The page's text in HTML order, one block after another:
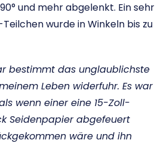
und mehr abgelenkt. Ein sehr
wurde in Winkeln bis zu
bestimmt das unglaublichste
Leben widerfuhr. Es war
wenn einer eine 15-Zoll-
Seidenpapier abgefeuert
wäre und ihn